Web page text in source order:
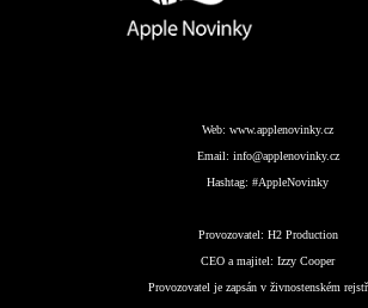
Web: www.applenovinky.cz
Email: info@applenovinky.cz
Hashtag: #AppleNovinky
Provozovatel: H2 Production
CEO a majitel: Izzy Cooper
Provozovatel je zapsán v živnostenském